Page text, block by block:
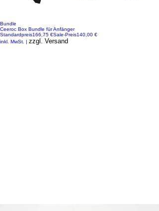
Bundle
Ceeroc Box Bundle für Anfänger
Standardpreis166,75 €Sale-Preis140,00 €
inkl. MwSt. | zzgl. Versand